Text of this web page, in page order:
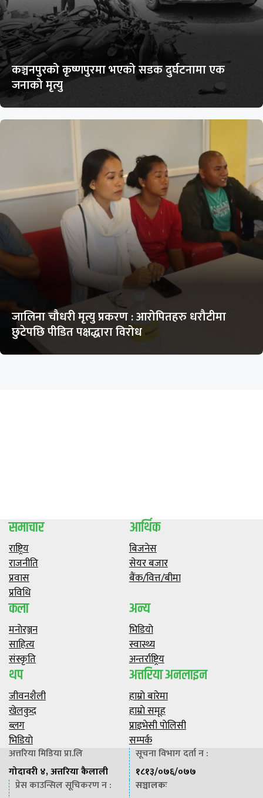
कञ्चनपुरको कृष्णपुरमा भएको सडक दुर्घटनामा एक
जनाको मृत्यु
जालिना चौधरी मृत्यु प्रकरण : आरोपितहरु धरौटीमा
छुटेपछि पीडित पक्षद्धारा विरोध
समाचार
राष्ट्रिय
राजनीति
प्रवास
प्रविधि
आर्थिक
बिजनेस
सेयर बजार
बैंक/वित्त/बीमा
कला
मनाेरञ्जन
साहित्य
संस्कृति
अन्य
भिडियाे
स्वास्थ्य
अन्तर्राष्ट्रिय
थप
जीवनशैली
खेलकुद
ब्लग
भिडियाे
अत्तरिया अनलाइन
हाम्राे बारेमा
हाम्राे समूह
प्राइभेसी पाेलिसी
सम्पर्क
अत्तरिया मिडिया प्रा.लि
गोदावरी ४, अत्तरिया कैलाली
सूचना विभाग दर्ता न :
१८१३/०७६/०७७
प्रेस काउन्सिल सूचिकरण न :
सञ्चालकः